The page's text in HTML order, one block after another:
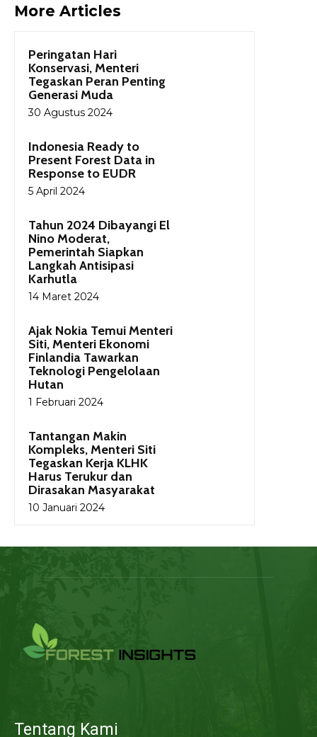
More Articles
Peringatan Hari
Konservasi, Menteri
Tegaskan Peran Penting
Generasi Muda
30 Agustus 2024
Indonesia Ready to
Present Forest Data in
Response to EUDR
5 April 2024
Tahun 2024 Dibayangi El
Nino Moderat,
Pemerintah Siapkan
Langkah Antisipasi
Karhutla
14 Maret 2024
Ajak Nokia Temui Menteri
Siti, Menteri Ekonomi
Finlandia Tawarkan
Teknologi Pengelolaan
Hutan
1 Februari 2024
Tantangan Makin
Kompleks, Menteri Siti
Tegaskan Kerja KLHK
Harus Terukur dan
Dirasakan Masyarakat
10 Januari 2024
Tentang Kami